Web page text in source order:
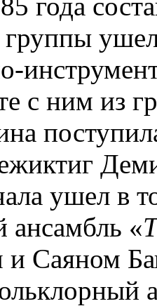
группы
с ним из
ушел в
ансамбль «
и Саяном